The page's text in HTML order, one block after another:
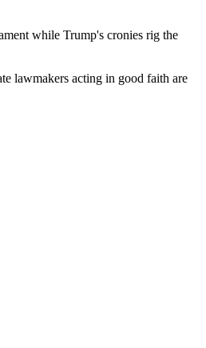
while Trump's cronies rig the
lawmakers acting in good faith are